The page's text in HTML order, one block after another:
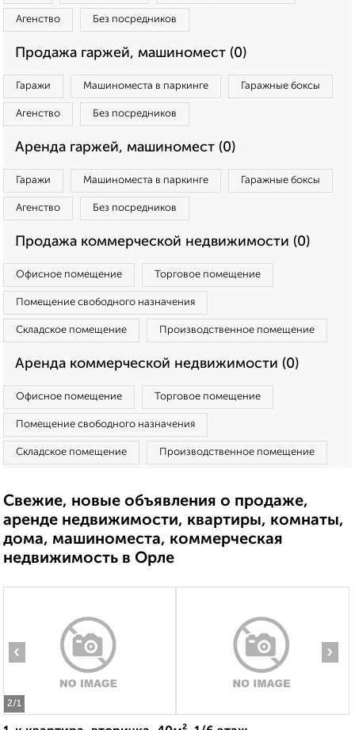
Агенство Без посредников
Продажа гаржей, машиномест (0)
Гаражи Машиноместа в паркинге Гаражные боксы
Агенство Без посредников
Аренда гаржей, машиномест (0)
Гаражи Машиноместа в паркинге Гаражные боксы
Агенство Без посредников
Продажа коммерческой недвижимости (0)
Офисное помещение Торговое помещение
Помещение свободного назначения
Складское помещение Производственное помещение
Аренда коммерческой недвижимости (0)
Офисное помещение Торговое помещение
Помещение свободного назначения
Складское помещение Производственное помещение
Свежие, новые объявления о продаже,
аренде недвижимости, квартиры, комнаты,
дома, машиноместа, коммерческая
недвижимость в Орле
2/1
‹ ›